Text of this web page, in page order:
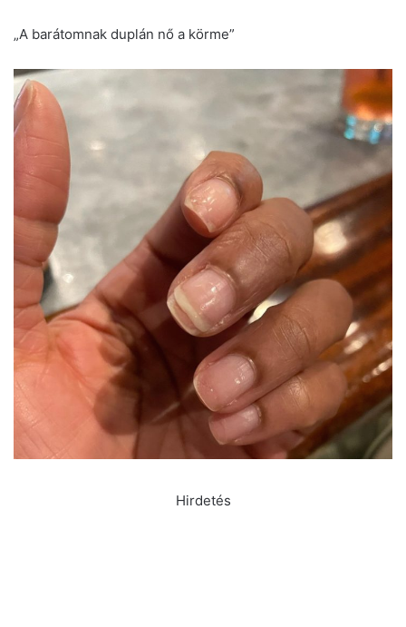
„A barátomnak duplán nő a körme”
Hirdetés